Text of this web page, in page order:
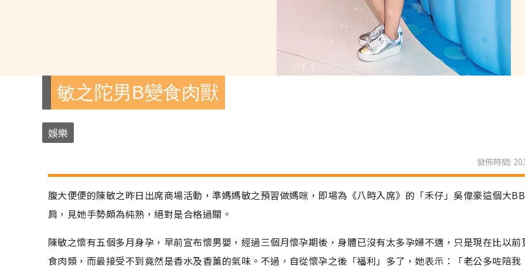
敏之陀男B變食肉獸
娛樂
發佈時間:
腹大便便的陳敏之昨日出席商場活動，準媽媽敏之預習做媽咪，即場為《八時入席》的「禾仔」吳偉豪這個大
肩，見她手勢頗為純熟，絕對是合格過關。
陳敏之懷有五個多月身孕，早前宣布懷男嬰，經過三個月懷孕期後，身體已沒有太多孕婦不適，只是現在比以前
食肉類，而最接受不到竟然是香水及香薰的氣味。不過，自從懷孕之後「福利」多了，她表示：「老公多咗陪我